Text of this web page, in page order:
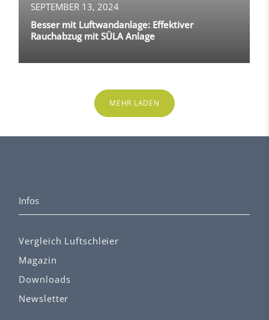
SEPTEMBER 13, 2024
Besser mit Luftwandanlage: Effektiver
Rauchabzug mit SÜLA Anlage
MEHR LADEN
Infos
Vergleich Luftschleier
Magazin
Downloads
Newsletter